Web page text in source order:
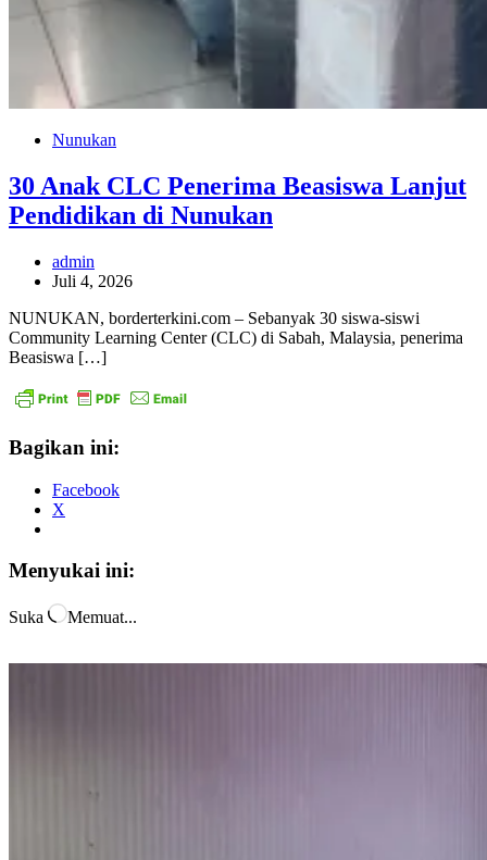
Nunukan
30 Anak CLC Penerima Beasiswa Lanjut
Pendidikan di Nunukan
admin
Juli 4, 2026
NUNUKAN, borderterkini.com – Sebanyak 30 siswa-siswi
Community Learning Center (CLC) di Sabah, Malaysia, penerima
Beasiswa […]
Bagikan ini:
Facebook
X
Menyukai ini:
Suka Memuat...